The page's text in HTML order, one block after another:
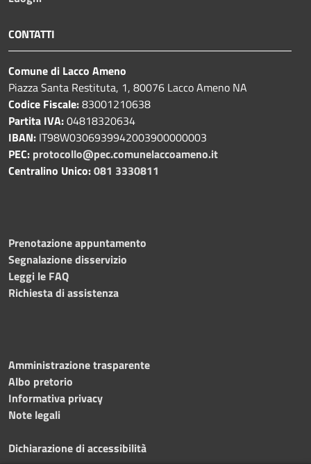
CONTATTI
Comune di Lacco Ameno
Piazza Santa Restituta, 1, 80076 Lacco Ameno NA
Codice Fiscale:83001210638
Partita IVA:04818320634
IBAN: IT98W0306939942003900000003
PEC: protocollo@pec.comunelaccoameno.it
Centralino Unico:081 3330811
Prenotazione appuntamento
Segnalazione disservizio
Leggi le FAQ
Richiesta di assistenza
Amministrazione trasparente
Albo pretorio
Informativa privacy
Note legali
Dichiarazione di accessibilità